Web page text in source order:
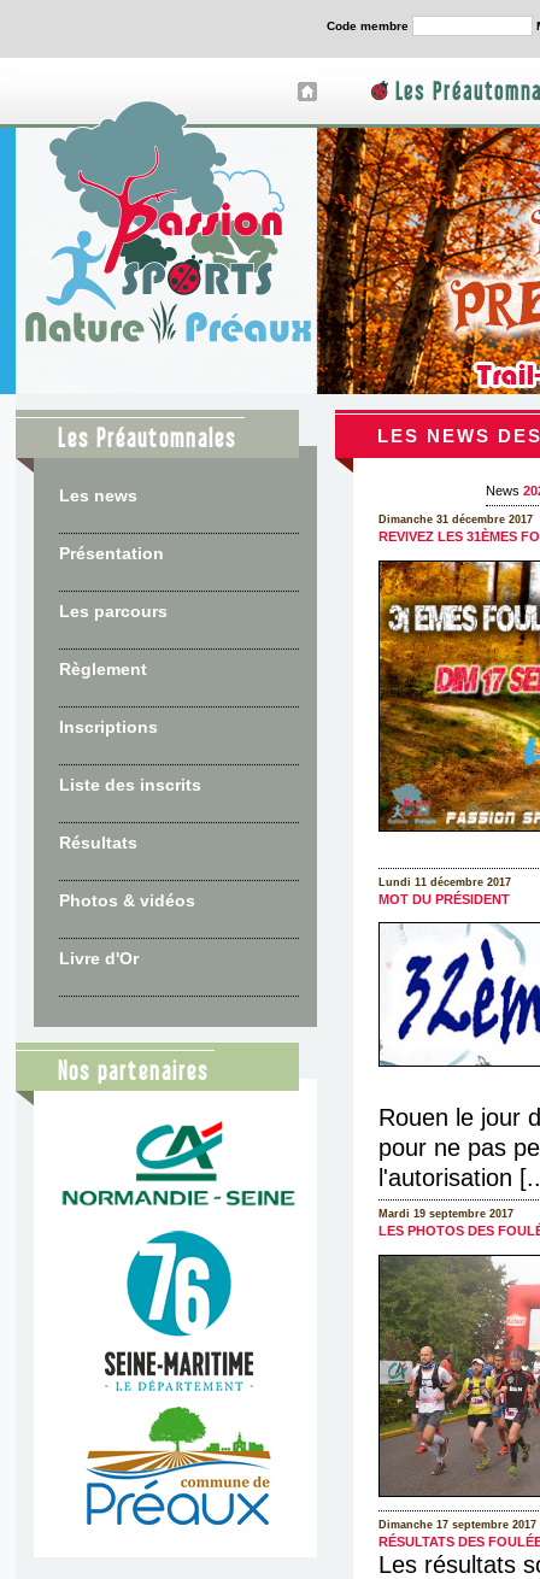
Code membre
Les
Les Préautomnales
Les news
Présentation
Les parcours
Règlement
Inscriptions
Liste des inscrits
Résultats
Photos & vidéos
Livre d'Or
Nos partenaires
LES NEWS
News
Dimanche 31 décembre 2017
REVIVEZ LES 31ÈMES
Lundi 11 décembre 2017
MOT DU PRÉSIDENT
Rouen le jour
pour ne pas
l'autorisation
Mardi 19 septembre 2017
LES PHOTOS DES
Dimanche 17 septembre 2017
RÉSULTATS DES
Les résultats